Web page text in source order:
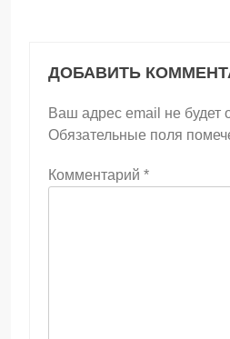
ДОБАВИТЬ
Ваш адрес email не будет
Обязательные поля
Комментарий *